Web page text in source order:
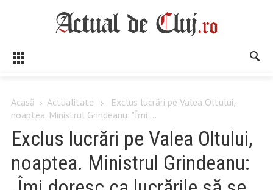
Acasă Actualitate
Exclus lucrări pe Valea Oltului,
noaptea. Ministrul Grindeanu: "Îmi ...
Exclus lucrări pe Valea Oltului,
noaptea. Ministrul Grindeanu: